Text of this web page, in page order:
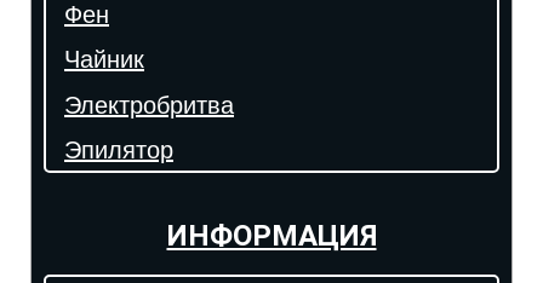
Фен
Чайник
Электробритва
Эпилятор
ИНФОРМАЦИЯ